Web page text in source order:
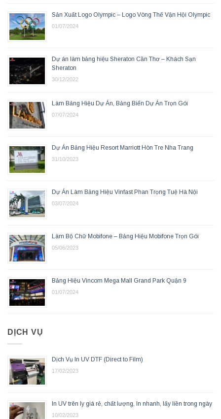
Sản Xuất Logo Olympic – Logo Vòng Thế Vận Hội Olympic
01/07/2024
Dự án làm bảng hiệu Sheraton Cần Thơ – Khách Sạn
Sheraton
30/12/2022
Làm Bảng Hiệu Dự Án, Bảng Biển Dự Án Trọn Gói
07/07/2024
Dự Án Bảng Hiệu Resort Marriott Hòn Tre Nha Trang
31/10/2023
Dự Án Làm Bảng Hiệu Vinfast Phan Trọng Tuệ Hà Nội
03/07/2024
Làm Bộ Chữ Mobifone – Bảng Hiệu Mobifone Trọn Gói
05/06/2023
Bảng Hiệu Vincom Mega Mall Grand Park Quận 9
01/07/2024
DỊCH VỤ
Dịch Vụ In UV DTF (Direct to Film)
17/02/2023
In UV trên ly giá rẻ, chất lượng, In nhanh, lấy liền trong ngày
10/02/2023